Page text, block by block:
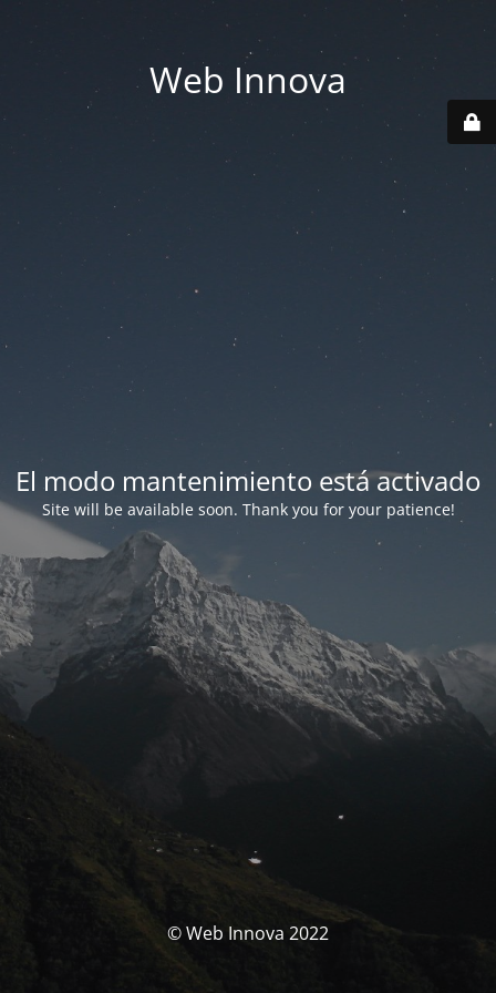
Web Innova
El modo mantenimiento está activado
Site will be available soon. Thank you for your patience!
© Web Innova 2022